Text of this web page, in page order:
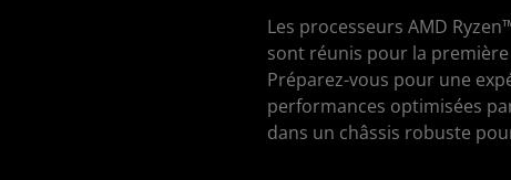
Les processeurs AMD
sont réunis pour la
Préparez-vous pour une
performances optimisées
dans un châssis robuste